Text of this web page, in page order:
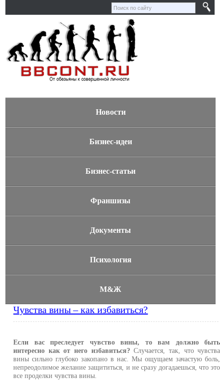
Новости
Бизнес-идеи
Бизнес-статьи
Франшизы
Документы
Психология
М&Ж
Чувства вины – как избавиться?
Если вас преследует чувство вины, то вам должно быть
интересно как от него избавиться? Случается, так, что чувства
вины сильно глубоко закопано в нас. Мы ощущаем зачастую боль,
непреодолимое желание защититься, и не сразу догадаешься, что это
все проделки чувства вины.